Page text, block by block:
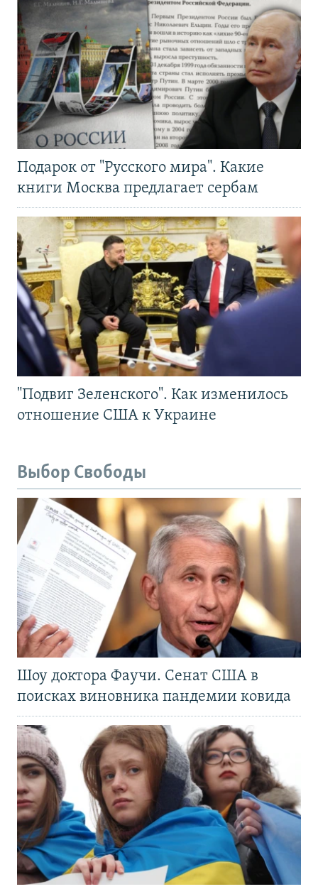
Подарок от "Русского мира". Какие
книги Москва предлагает сербам
"Подвиг Зеленского". Как изменилось
отношение США к Украине
Выбор Свободы
Шоу доктора Фаучи. Сенат США в
поисках виновника пандемии ковида